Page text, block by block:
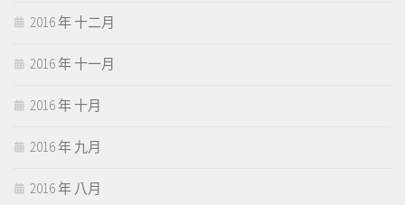
2016 年 十二月
2016 年 十一月
2016 年 十月
2016 年 九月
2016 年 八月